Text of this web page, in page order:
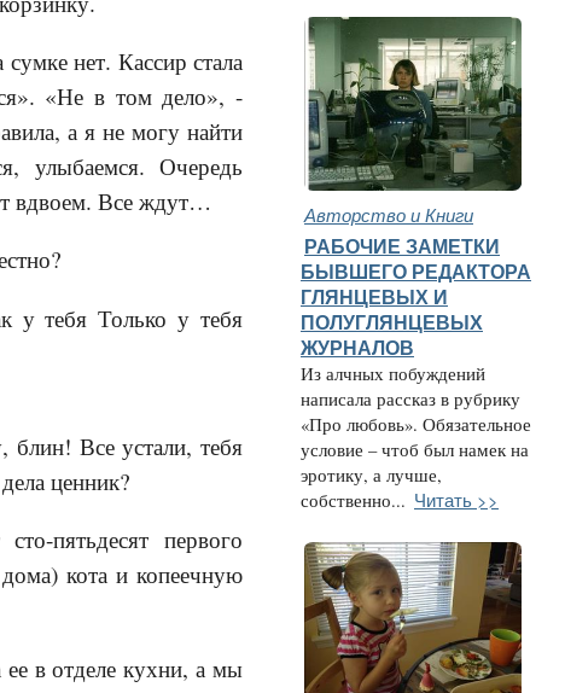
нет. Кассир стала
«Не в том дело», -
а я не могу найти
улыбаемся. Очередь
вдвоем. Все ждут…
у тебя Только у тебя
Все устали, тебя
ценник?
пятьдесят первого
кота и копеечную
в отделе кухни, а мы
Авторство и Книги
РАБОЧИЕ ЗАМЕТКИ
БЫВШЕГО РЕДАКТОРА
ГЛЯНЦЕВЫХ И
ПОЛУГЛЯНЦЕВЫХ
ЖУРНАЛОВ
Из алчных побуждений
написала рассказ в рубрику
«Про любовь». Обязательное
условие – чтоб был намек на
эротику, а лучше,
собственно... Читать >>